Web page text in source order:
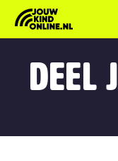
Informatie & Tips
Deel